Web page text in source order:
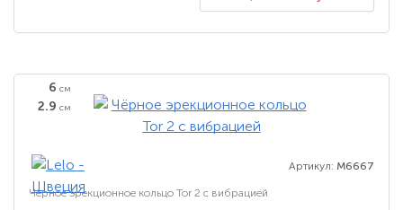
6 см
2.9 см
Артикул: M6667
Чёрное эрекционное кольцо Tor 2 с вибрацией